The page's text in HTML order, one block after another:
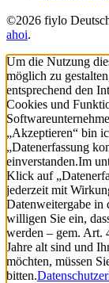
©2026 fiylo
ahoi.
Um die Nutzung
möglich zu
entsprechend den
Cookies und
„Akzeptieren“ bin
„Datenerfassung
einverstanden.Im
Klick auf
jederzeit mit
Datenweitergabe
willigen Sie ein,
werden – gem. Art.
Jahre alt sind und
möchten, müssen
bitten.